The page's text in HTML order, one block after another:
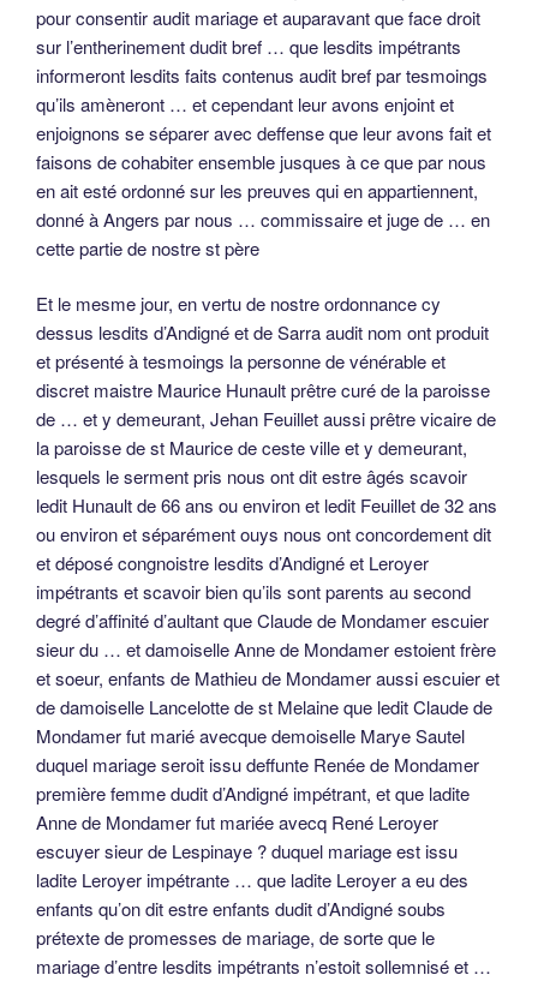
pour consentir audit mariage et auparavant que face droit
sur l’entherinement dudit bref … que lesdits impétrants
informeront lesdits faits contenus audit bref par tesmoings
qu’ils amèneront … et cependant leur avons enjoint et
enjoignons se séparer avec deffense que leur avons fait et
faisons de cohabiter ensemble jusques à ce que par nous
en ait esté ordonné sur les preuves qui en appartiennent,
donné à Angers par nous … commissaire et juge de … en
cette partie de nostre st père
Et le mesme jour, en vertu de nostre ordonnance cy
dessus lesdits d’Andigné et de Sarra audit nom ont produit
et présenté à tesmoings la personne de vénérable et
discret maistre Maurice Hunault prêtre curé de la paroisse
de … et y demeurant, Jehan Feuillet aussi prêtre vicaire de
la paroisse de st Maurice de ceste ville et y demeurant,
lesquels le serment pris nous ont dit estre âgés scavoir
ledit Hunault de 66 ans ou environ et ledit Feuillet de 32 ans
ou environ et séparément ouys nous ont concordement dit
et déposé congnoistre lesdits d’Andigné et Leroyer
impétrants et scavoir bien qu’ils sont parents au second
degré d’affinité d’aultant que Claude de Mondamer escuier
sieur du … et damoiselle Anne de Mondamer estoient frère
et soeur, enfants de Mathieu de Mondamer aussi escuier et
de damoiselle Lancelotte de st Melaine que ledit Claude de
Mondamer fut marié avecque demoiselle Marye Sautel
duquel mariage seroit issu deffunte Renée de Mondamer
première femme dudit d’Andigné impétrant, et que ladite
Anne de Mondamer fut mariée avecq René Leroyer
escuyer sieur de Lespinaye ? duquel mariage est issu
ladite Leroyer impétrante … que ladite Leroyer a eu des
enfants qu’on dit estre enfants dudit d’Andigné soubs
prétexte de promesses de mariage, de sorte que le
mariage d’entre lesdits impétrants n’estoit sollemnisé et …